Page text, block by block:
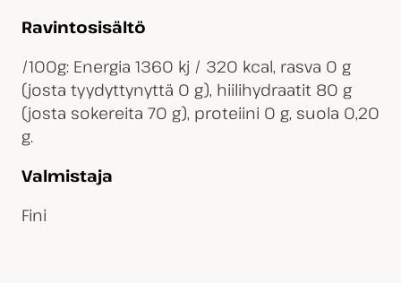
Ravintosisältö
/100g: Energia 1360 kj / 320 kcal, rasva 0 g
(josta tyydyttynyttä 0 g), hiilihydraatit 80 g
(josta sokereita 70 g), proteiini 0 g, suola 0,20
g.
Valmistaja
Fini